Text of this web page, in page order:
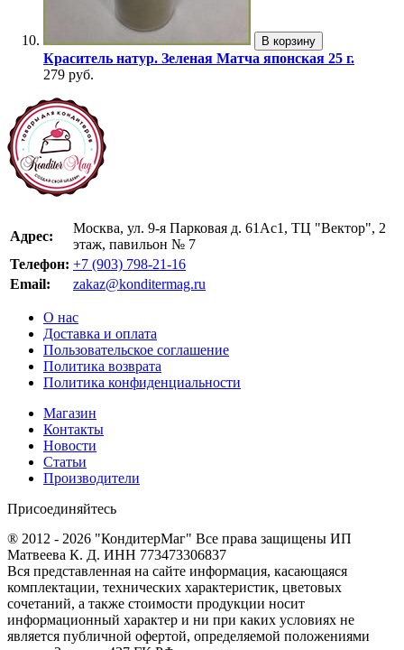
В корзину
Краситель натур. Зеленая Матча японская 25 г.
279 руб.
Адрес:
Москва, ул. 9-я Парковая д. 61Ас1, ТЦ "Вектор", 2
этаж, павильон № 7
Телефон: +7 (903) 798-21-16
Email:
zakaz@konditermag.ru
О нас
Доставка и оплата
Пользовательское соглашение
Политика возврата
Политика конфиденциальности
Магазин
Контакты
Новости
Статьи
Производители
Присоединяйтесь
® 2012 - 2026 "КондитерМаг" Все права защищены ИП
Матвеева К. Д. ИНН 773473306837
Вся представленная на сайте информация, касающаяся
комплектации, технических характеристик, цветовых
сочетаний, а также стоимости продукции носит
информационный характер и ни при каких условиях не
является публичной офертой, определяемой положениями